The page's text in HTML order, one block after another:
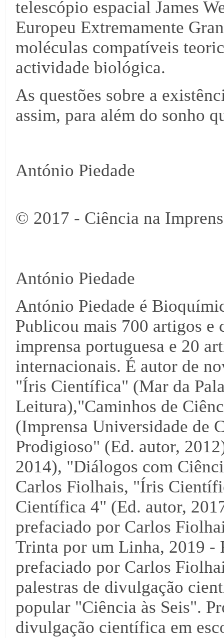
telescópio espacial James
Europeu Extremamente
moléculas compatíveis
actividade biológica.
As questões sobre a
assim, para além do sonho
António Piedade
© 2017 - Ciência na
António Piedade
António Piedade é
Publicou mais 700 artigos
imprensa portuguesa e 20
internacionais. É autor de
"Íris Científica" (Mar da
Leitura),"Caminhos de
(Imprensa Universidade de
Prodigioso" (Ed. autor,
2014), "Diálogos com
Carlos Fiolhais, "Íris
Científica 4" (Ed. autor,
prefaciado por Carlos
Trinta por um Linha, 2019 -
prefaciado por Carlos
palestras de divulgação
popular "Ciência às Seis".
divulgação científica em